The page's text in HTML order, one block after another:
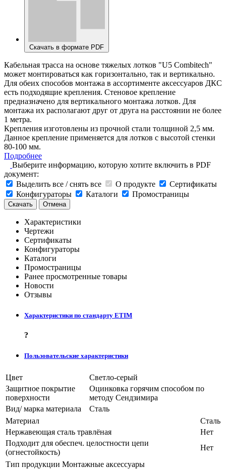
Скачать в формате PDF
Кабельная трасса на основе тяжелых лотков "U5 Combitech"
может монтироваться как горизонтально, так и вертикально.
Для обеих способов монтажа в ассортименте аксессуаров ДКС
есть подходящие крепления. Стеновое крепление
предназначено для вертикального монтажа лотков. Для
монтажа их располагают друг от друга на расстоянии не более
1 метра.
Крепления изготовлены из прочной стали толщиной 2,5 мм.
Данное крепление применяется для лотков с высотой стенки
80-100 мм.
Подробнее
Выберите информацию, которую хотите включить в PDF
документ:
Выделить все / снять все
О продукте
Сертификаты
Конфигураторы
Каталоги Промостраницы
Скачать Отмена
Характеристики
Чертежи
Сертификаты
Конфигураторы
Каталоги
Промостраницы
Ранее просмотренные товары
Новости
Отзывы
Характеристики по стандарту ETIM
?
Пользовательские характеристики
Цвет
Светло-серый
Защитное покрытие
поверхности
Оцинковка горячим способом по
методу Сендзимира
Вид/ марка материала
Сталь
Материал
Сталь
Нержавеющая сталь травлёная
Нет
Подходит для обеспеч. целостности цепи
(огнестойкость)
Нет
Тип продукции Монтажные аксессуары